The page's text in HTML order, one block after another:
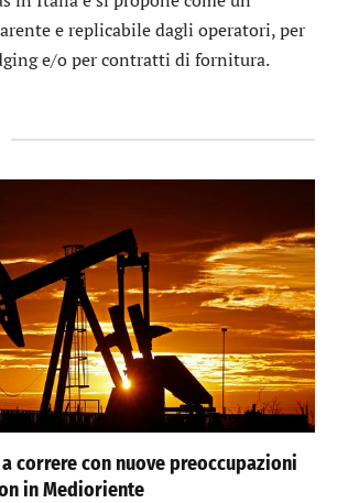
e replicabile dagli operatori, per
e/o per contratti di fornitura.
correre con nuove preoccupazioni
in Medioriente